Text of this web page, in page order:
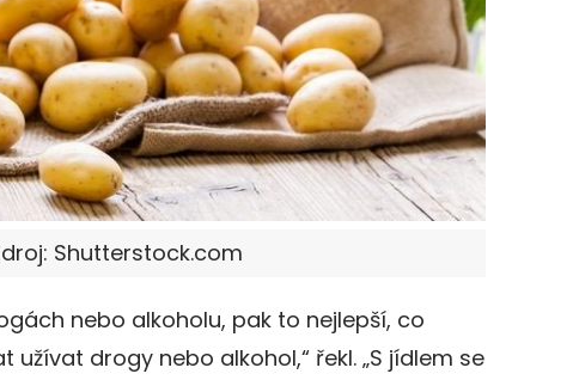
Shutterstock.com
nebo alkoholu, pak to nejlepší, co
užívat drogy nebo alkohol,“ řekl. „S jídlem se